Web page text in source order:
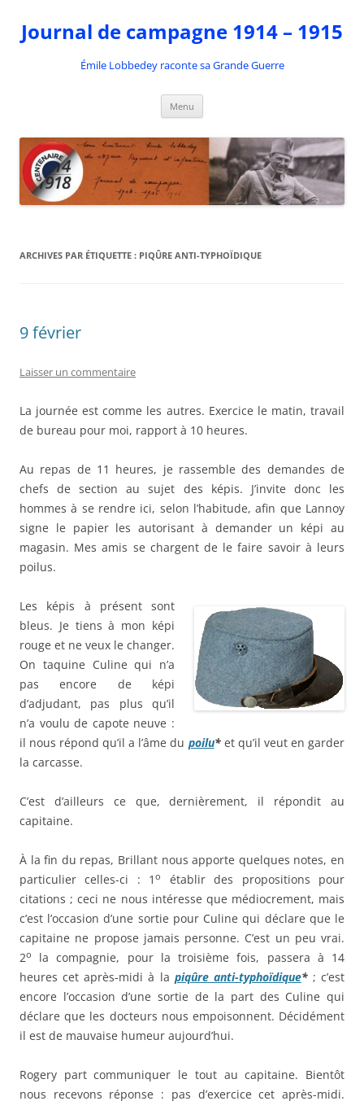
contenu
Journal de campagne 1914 – 1915
Émile Lobbedey raconte sa Grande Guerre
Menu
ARCHIVES PAR ÉTIQUETTE : PIQÛRE ANTI-TYPHOÏDIQUE
9 février
Laisser un commentaire
La journée est comme les autres. Exercice le matin, travail
de bureau pour moi, rapport à 10 heures.
Au repas de 11 heures, je rassemble des demandes de
chefs de section au sujet des képis. J’invite donc les
hommes à se rendre ici, selon l’habitude, afin que Lannoy
signe le papier les autorisant à demander un képi au
magasin. Mes amis se chargent de le faire savoir à leurs
poilus.
Les képis à présent sont
bleus. Je tiens à mon képi
rouge et ne veux le changer.
On taquine Culine qui n’a
pas encore de képi
d’adjudant, pas plus qu’il
n’a voulu de capote neuve :
il nous répond qu’il a l’âme du poilu* et qu’il veut en garder
la carcasse.
C’est d’ailleurs ce que, dernièrement, il répondit au
capitaine.
À la fin du repas, Brillant nous apporte quelques notes, en
particulier celles-ci : 1o
établir des propositions pour
citations ; ceci ne nous intéresse que médiocrement, mais
c’est l’occasion d’une sortie pour Culine qui déclare que le
capitaine ne propose jamais personne. C’est un peu vrai.
2o
la compagnie, pour la troisième fois, passera à 14
heures cet après-midi à la piqûre anti-typhoïdique*; c’est
encore l’occasion d’une sortie de la part des Culine qui
déclare que les docteurs nous empoisonnent. Décidément
il est de mauvaise humeur aujourd’hui.
Rogery part communiquer le tout au capitaine. Bientôt
nous recevons réponse : pas d’exercice cet après-midi.